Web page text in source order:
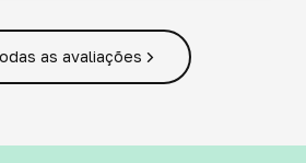
as avaliações